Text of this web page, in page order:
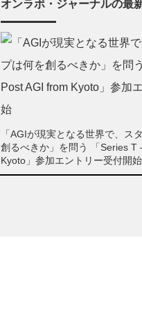
オンラボ・ジャーナルの最
「AGIが現実となる世界で、ス
創るべきか」を問う 「Series T
Kyoto」参加エントリー受付開始